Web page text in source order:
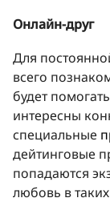
Онлайн-друг
Для
всего
будет
интересны
специальные
дейтинговые
попадаются
любовь в